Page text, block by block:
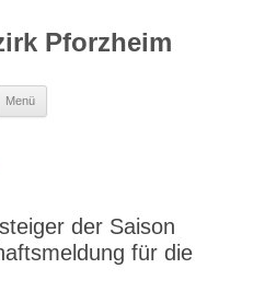
Pforzheim
Menü
der Saison
für die